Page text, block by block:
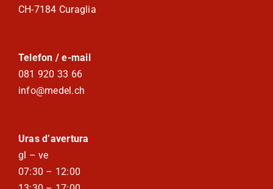
CH-7184 Curaglia
Telefon / e-mail
081 920 33 66
info@medel.ch
Uras d’avertura
gl – ve
07:30 – 12:00